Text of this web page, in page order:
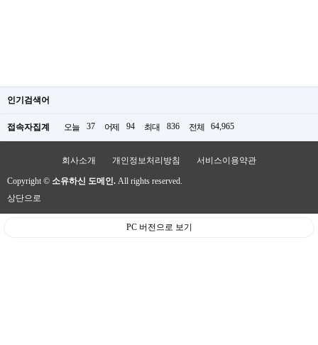
인기검색어
접속자집계 오늘 37 어제 94 최대 836 전체 64,965
회사소개 개인정보처리방침 서비스이용약관
Copyright © 소유하신 도메인. All rights reserved.
상단으로
PC 버전으로 보기